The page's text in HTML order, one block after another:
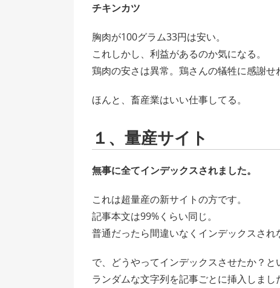
チキンカツ
胸肉が100グラム33円は安い。
これしかし、利益があるのか気になる。
鶏肉の安さは異常。鶏さんの犠牲に感謝せ
ほんと、畜産業はいい仕事してる。
１、量産サイト
無事に全てインデックスされました。
これは超量産の新サイトの方です。
記事本文は99%くらい同じ。
普通だったら間違いなくインデックスされ
で、どうやってインデックスさせたか？と
ランダムな文字列を記事ごとに挿入しまし